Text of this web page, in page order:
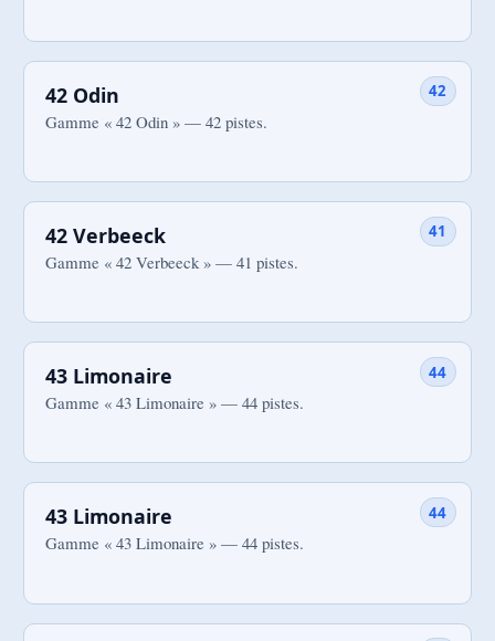
42 Odin 42
Gamme « 42 Odin » — 42 pistes.
42 Verbeeck 41
Gamme « 42 Verbeeck » — 41 pistes.
43 Limonaire 44
Gamme « 43 Limonaire » — 44 pistes.
43 Limonaire 44
Gamme « 43 Limonaire » — 44 pistes.